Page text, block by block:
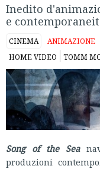
Inedito
e
CINEMA ANIMAZIONE
HOME VIDEO TOMM
Song of the Sea
produzioni